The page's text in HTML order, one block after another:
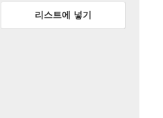
리스트에 넣기